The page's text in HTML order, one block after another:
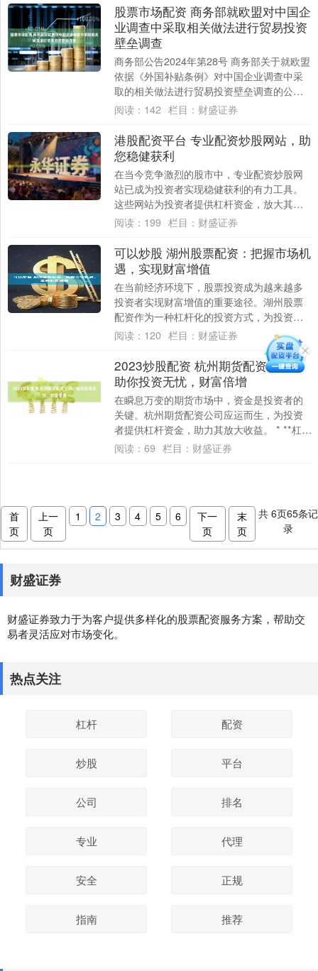
股票市场配资 商务部就欧盟对中国企
业调查中采取相关做法进行贸易投资
壁垒调查
商务部公告2024年第28号 商务部关于就欧盟
依据《外国补贴条例》对中国企业调查中采
取的相关做法进行贸易投资壁垒调查的公告
选择正规股票配资公司至关重要。它们必....
阅读： 142 栏目： 财盛证券
港股配资平台 专业配资炒股网站，助
您稳健获利
在当今竞争激烈的股市中，专业配资炒股网
站已成为投资者实现稳健获利的有力工具。
这些网站为投资者提供杠杆资金，放大其投
资能力，从而提高潜在收益。 * **放大投资
阅读： 199 栏目： 财盛证券
可以炒股 湖州股票配资：把握市场机
遇，实现财富增值
在当前经济环境下，股票投资成为越来越多
投资者实现财富增值的重要途径。湖州股票
配资作为一种杠杆化的投资方式，为投资者
提供了放大收益的机遇。 《证券法》明确规
阅读： 120 栏目： 财盛证券
2023炒股配资 杭州期货配资公司：
助你投资无忧，财富倍增
在瞬息万变的期货市场中，资金是投资者的
关键。杭州期货配资公司应运而生，为投资
者提供杠杆资金，助力其放大收益。 * **杠杆
比例：**根据自身风险承受能力选择合适....
阅读： 69 栏目： 财盛证券
首
页
上一
页
1 2 3 4 5 6
下一
页
末
页
共6页65条记
录
财盛证券
财盛证券致力于为客户提供多样化的股票配资服务方案，帮助交
易者灵活应对市场变化。
热点关注
杠杆 配资
炒股 平台
公司 排名
专业 代理
安全 正规
指南 推荐